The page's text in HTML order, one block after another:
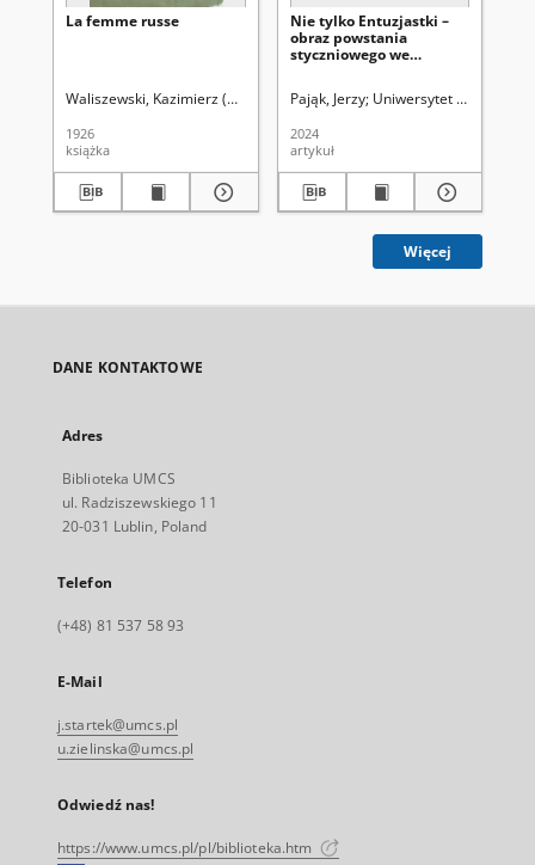
La femme russe
Waliszewski, Kazimierz (1849-1935)
1926
książka
Nie tylko Entuzjastki –
obraz powstania
styczniowego we
Wandy Umińskiej oraz
córki Teodory Kiślaskiej
Pająk, Jerzy Uniwersytet Marii
2024
artykuł
Więcej
DANE KONTAKTOWE
Adres
Biblioteka UMCS
ul. Radziszewskiego 11
20-031 Lublin, Poland
Telefon
(+48) 81 537 58 93
E-Mail
j.startek@umcs.pl
u.zielinska@umcs.pl
Odwiedź nas!
https://www.umcs.pl/pl/biblioteka.htm